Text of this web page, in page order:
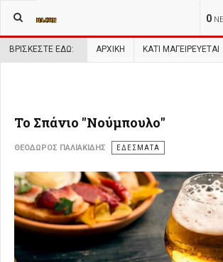
0
ΒΡΊΣΚΕΣΤΕ ΕΔΏ: ΑΡΧΙΚΉ ΚΑΤΙ ΜΑΓΕΙΡΕΥΕΤΑΙ
Το Σπάνιο "Νούμπουλο"
ΘΕΌΔΩΡΟΣ ΠΑΛΙΑΚΊΔΗΣ ΕΔΕΣΜΑΤΑ